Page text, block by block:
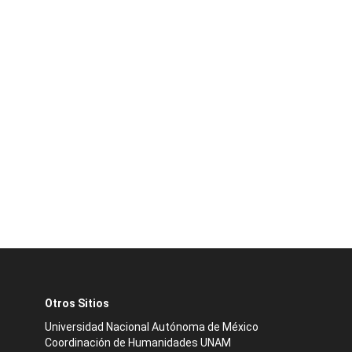
Otros Sitios
Universidad Nacional Autónoma de México
Coordinación de Humanidades UNAM